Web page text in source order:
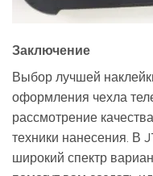
Заключение
Выбор лучшей
оформления чехла
рассмотрение
техники нанесения. В
широкий спектр